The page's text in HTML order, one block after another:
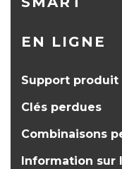
EN LIGNE
Support produit
Clés perdues
Combinaisons
Information sur